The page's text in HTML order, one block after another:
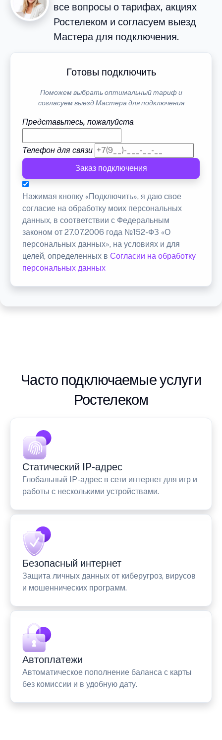
все вопросы о тарифах, акциях
Ростелеком и согласуем выезд
Мастера для подключения.
Готовы подключить
Поможем выбрать оптимальный тариф и
согласуем выезд Мастера для подключения
Представьтесь, пожалуйста
Телефон для связи
Заказ подключения
Нажимая кнопку «Подключить», я даю свое
согласие на обработку моих персональных
данных, в соответствии с Федеральным
законом от 27.07.2006 года №152-ФЗ «О
персональных данных», на условиях и для
целей, определенных в Согласии на обработку
персональных данных
Часто подключаемые услуги
Ростелеком
Статический IP-адрес
Глобальный IP-адрес в сети интернет для игр и
работы с несколькими устройствами.
Безопасный интернет
Защита личных данных от киберугроз, вирусов
и мошеннических программ.
Автоплатежи
Автоматическое пополнение баланса с карты
без комиссии и в удобную дату.